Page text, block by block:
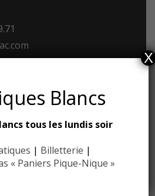
Blancs
tous les lundis soir
| Billetterie |
« Paniers Pique-Nique »
X